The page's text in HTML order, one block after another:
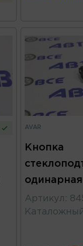
AVAR
Кнопка
Артикул :